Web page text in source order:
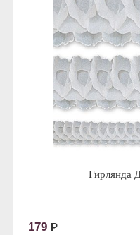
Гирлянда
179 Р